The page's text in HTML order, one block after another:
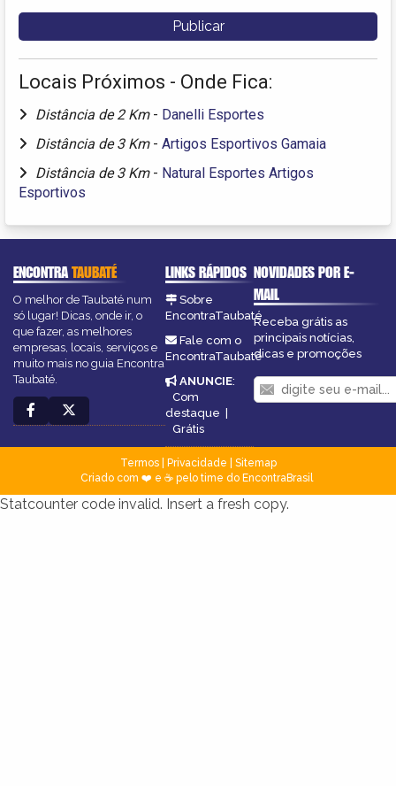
Locais Próximos - Onde Fica:
Distância de 2 Km - Danelli Esportes
Distância de 3 Km - Artigos Esportivos Gamaia
Distância de 3 Km - Natural Esportes Artigos
Esportivos
ENCONTRATAUBATÉ
O melhor de Taubaté num
só lugar! Dicas, onde ir, o
que fazer, as melhores
empresas, locais, serviços e
muito mais no guia Encontra
Taubaté.
LINKS RÁPIDOS
Sobre
EncontraTaubaté
Fale com o
EncontraTaubaté
ANUNCIE:
Com
destaque |
Grátis
NOVIDADES POR E-
MAIL
Receba grátis as
principais notícias,
dicas e promoções
Termos| Privacidade
Sitemap
Criado com ❤️ e ☕ pelo time do EncontraBrasil
Statcounter code invalid. Insert a fresh copy.